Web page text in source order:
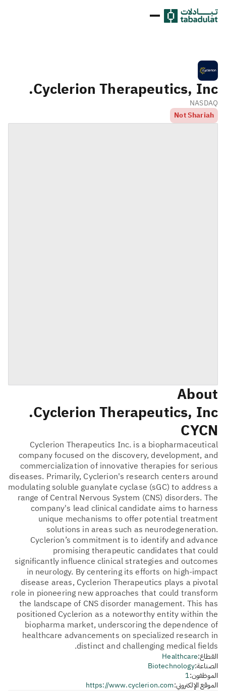
Cyclerion Therapeutics, Inc.
NASDAQ
Not Shariah
About
Cyclerion Therapeutics, Inc.
CYCN
Cyclerion Therapeutics Inc. is a biopharmaceutical
company focused on the discovery, development, and
commercialization of innovative therapies for serious
diseases. Primarily, Cyclerion's research centers around
modulating soluble guanylate cyclase (sGC) to address a
range of Central Nervous System (CNS) disorders. The
company's lead clinical candidate aims to harness
unique mechanisms to offer potential treatment
solutions in areas such as neurodegeneration.
Cyclerion’s commitment is to identify and advance
promising therapeutic candidates that could
significantly influence clinical strategies and outcomes
in neurology. By centering its efforts on high-impact
disease areas, Cyclerion Therapeutics plays a pivotal
role in pioneering new approaches that could transform
the landscape of CNS disorder management. This has
positioned Cyclerion as a noteworthy entity within the
biopharma market, underscoring the dependence of
healthcare advancements on specialized research in
distinct and challenging medical fields.
القطاع:Healthcare
الصناعة:Biotechnology
الموظفون:1
الموقع الإلكتروني:https://www.cyclerion.com